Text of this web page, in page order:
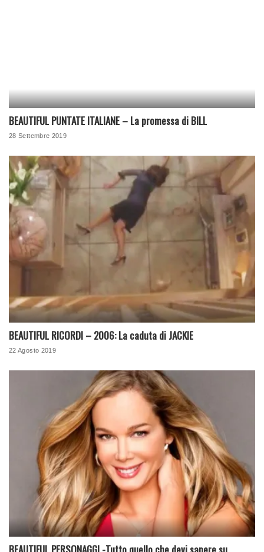
BEAUTIFUL PUNTATE ITALIANE – La promessa di BILL
28 Settembre 2019
BEAUTIFUL RICORDI – 2006: La caduta di JACKIE
22 Agosto 2019